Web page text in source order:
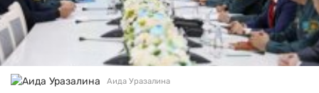
Аида Уразалина